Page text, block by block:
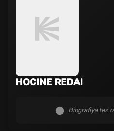
HOCINE REDAI
Biografiya tez